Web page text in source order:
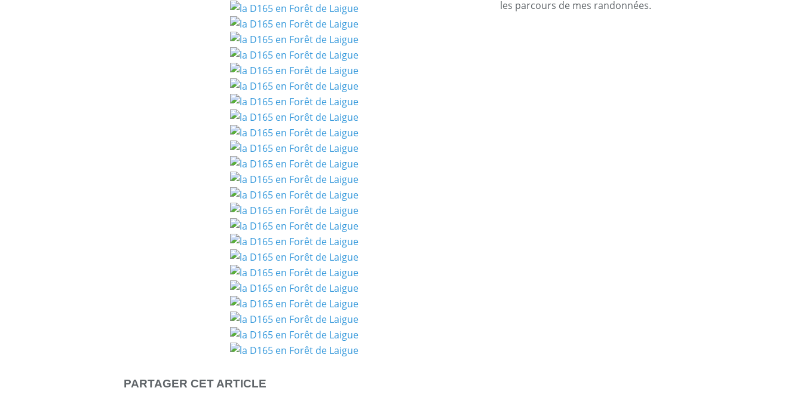
PARTAGER CET ARTICLE
les parcours de mes randonnées.